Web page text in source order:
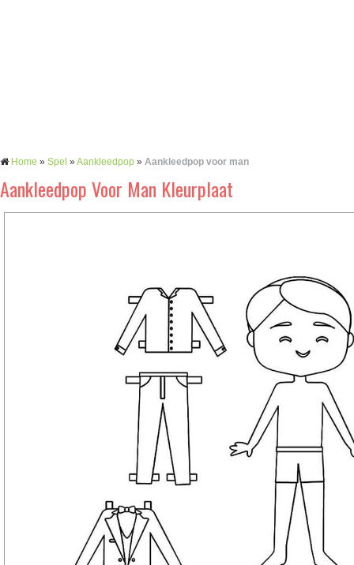
Home » Spel »Aankleedpop » Aankleedpop voor man
Aankleedpop Voor Man Kleurplaat